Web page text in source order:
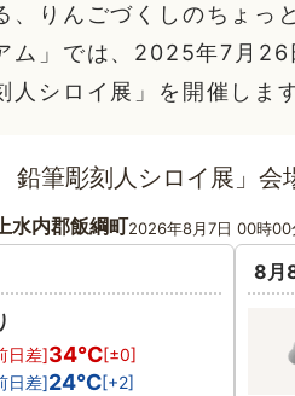
、りんごづくしのちょっ
ム」では、2025年7月
シロイ展」を開催します
鉛筆彫刻人シロイ展」会
水内郡飯綱町2026年8月7日 00時00
日差]34℃[±0]
日差]24℃[+2]
8月